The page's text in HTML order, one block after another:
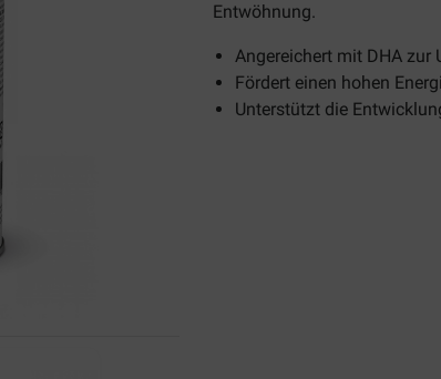
Entwöhnung.
Angereichert mit DHA zur
Fördert einen hohen
Unterstützt die